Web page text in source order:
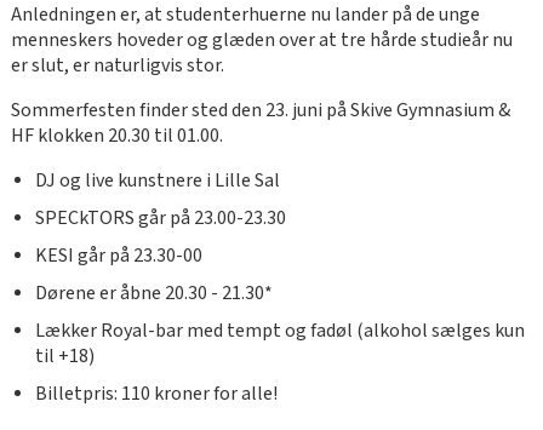
Anledningen er, at studenterhuerne nu lander på de unge
menneskers hoveder og glæden over at tre hårde studieår nu
er slut, er naturligvis stor.
Sommerfesten finder sted den 23. juni på Skive Gymnasium &
HF klokken 20.30 til 01.00.
DJ og live kunstnere i Lille Sal
SPECkTORS går på 23.00-23.30
KESI går på 23.30-00
Dørene er åbne 20.30 - 21.30*
Lækker Royal-bar med tempt og fadøl (alkohol sælges kun
til +18)
Billetpris: 110 kroner for alle!